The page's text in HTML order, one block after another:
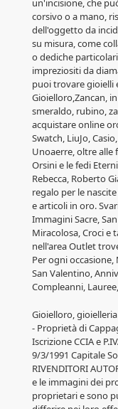
un'incisione, che
corsivo o a mano,
dell'oggetto da
su misura, come
o dediche
impreziositi da
puoi trovare gioielli
Gioielloro,Zancan,
smeraldo, rubino,
acquistare online
Swatch, LiuJo,
Unoaerre, oltre alle
Orsini e le fedi
Rebecca, Roberto
regalo per le
e articoli in oro.
Immagini Sacre,
Miracolosa, Croci e
nell'area Outlet
Per ogni
San Valentino,
Compleanni,
Gioielloro,
- Proprietà di
Iscrizione CCIA e
9/3/1991 Capitale
RIVENDITORI
e le immagini dei
proprietari e sono